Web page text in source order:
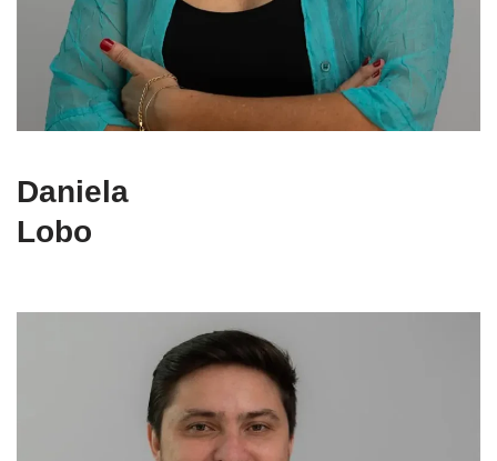
Daniela
Lobo